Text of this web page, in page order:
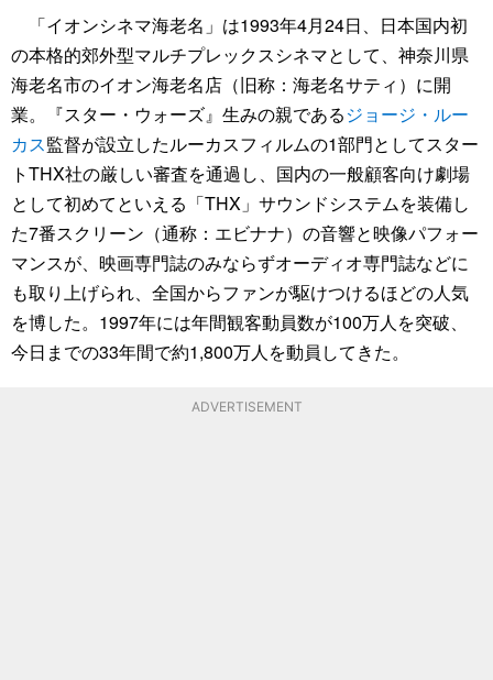
「イオンシネマ海老名」は1993年4月24日、日本国内初
の本格的郊外型マルチプレックスシネマとして、神奈川県
海老名市のイオン海老名店（旧称：海老名サティ）に開
業。『スター・ウォーズ』生みの親であるジョージ・ルー
カス監督が設立したルーカスフィルムの1部門としてスター
トTHX社の厳しい審査を通過し、国内の一般顧客向け劇場
として初めてといえる「THX」サウンドシステムを装備し
た7番スクリーン（通称：エビナナ）の音響と映像パフォー
マンスが、映画専門誌のみならずオーディオ専門誌などに
も取り上げられ、全国からファンが駆けつけるほどの人気
を博した。1997年には年間観客動員数が100万人を突破、
今日までの33年間で約1,800万人を動員してきた。
ADVERTISEMENT